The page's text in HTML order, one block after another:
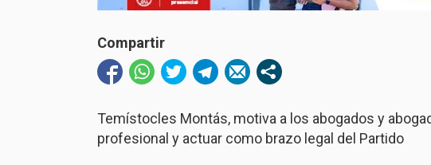
Compartir
Temístocles Montás, motiva a los abogados y
profesional y actuar como brazo legal del Partido